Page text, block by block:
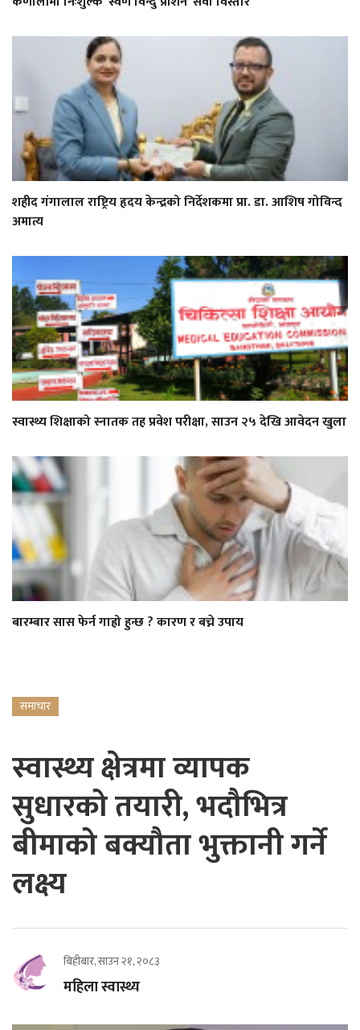
शहीद गंगालाल राष्ट्रिय हृदय केन्द्रको निर्देशकमा प्रा. डा. आशिष गोविन्द
अमात्य
स्वास्थ्य शिक्षाको स्नातक तह प्रवेश परीक्षा, साउन २५ देखि आवेदन खुला
बारम्बार सास फेर्न गाह्रो हुन्छ ? कारण र बच्ने उपाय
समाचार
स्वास्थ्य क्षेत्रमा व्यापक
सुधारको तयारी, भदौभित्र
बीमाको बक्यौता भुक्तानी गर्ने
लक्ष्य
बिहीबार, साउन २१, २०८३
महिला स्वास्थ्य